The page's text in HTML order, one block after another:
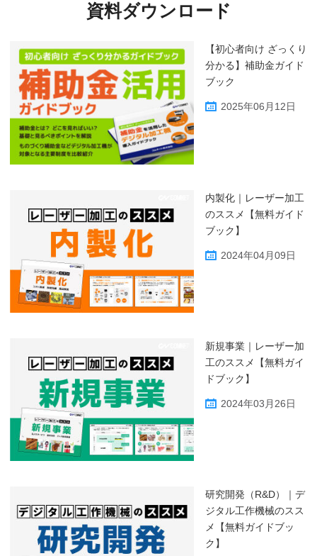
資料ダウンロード
【初心者向け ざっくり
分かる】補助金ガイド
ブック
2025年06月12日
内製化｜レーザー加工
のススメ【無料ガイド
ブック】
2024年04月09日
新規事業｜レーザー加
工のススメ【無料ガイ
ドブック】
2024年03月26日
研究開発（R&D）｜デ
ジタル工作機械のスス
メ【無料ガイドブッ
ク】